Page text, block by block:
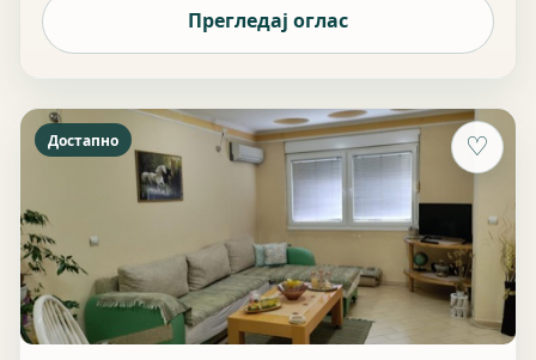
Прегледај оглас
♡
Достапно